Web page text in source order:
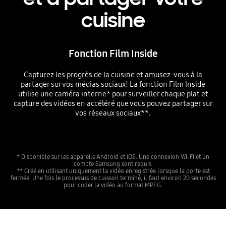
cuisine
Fonction Film Inside
Capturez les progrès de la cuisine et amusez-vous à la
partager sur vos médias sociaux! La fonction Film Inside
utilise une caméra interne* pour surveiller chaque plat et
capture des vidéos en accéléré que vous pouvez partager sur
vos réseaux sociaux**.
* Disponible sur les appareils Android et iOS. Une connexion Wi-Fi et un
compte Samsung sont requis.
** Créé en utilisant uniquement la vidéo enregistrée lorsque la porte est
fermée. Une fois le processus de cuisson terminé, il faut environ 20 secondes
pour coder la vidéo au format MPEG.